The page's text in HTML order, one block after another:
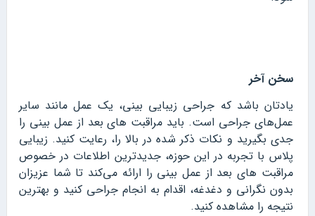
سخن آخر
یادتان باشد که جراحی زیبایی بینی، یک عمل مانند سایر
عمل‌های جراحی است. باید مراقبت های بعد از عمل بینی را
جدی بگیرید و نکات ذکر شده در بالا را، رعایت کنید. زیبایی
پلاس با تجربه در این حوزه، جدیدترین اطلاعات در خصوص
مراقبت‌ های بعد از عمل بینی را ارائه می‌کند تا شما عزیزان
بدون نگرانی و دغدغه، اقدام به انجام جراحی کنید و بهترین
نتیجه را مشاهده کنید.